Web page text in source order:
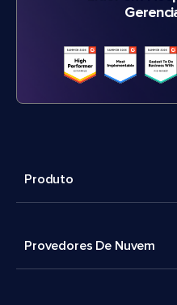
Produto
Provedores De Nuvem